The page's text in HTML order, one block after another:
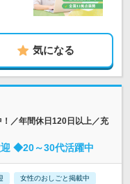
気になる
／年間休日120日以上／充
迎 ◆20～30代活躍中
女性のおしごと掲載中